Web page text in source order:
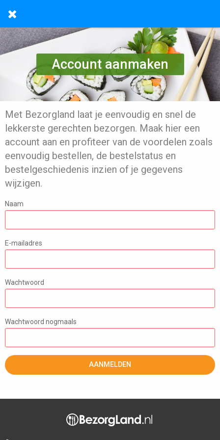
Account aanmaken
Met Bezorgland laat je eenvoudig en snel de
lekkerste gerechten bezorgen. Maak hier een
account aan en profiteer van de voordelen zoals
eenvoudig bestellen, de bestelstatus en
bestelgeschiedenis inzien of je gegevens
wijzigen.
Naam
E-mailadres
Wachtwoord
Wachtwoord nogmaals
AANMELDEN